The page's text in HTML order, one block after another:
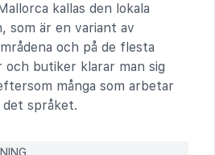
kallas den lokala
som är en variant av
och på de flesta
och butiker klarar man sig
många som arbetar
språket.